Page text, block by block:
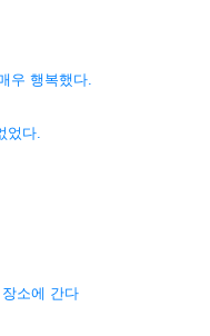
복했다.
었다.
간다